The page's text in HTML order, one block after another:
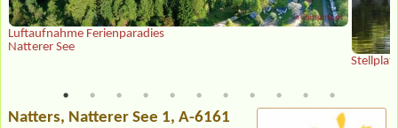
Luftaufnahme Ferienparadies
Natterer See
Natters, Natterer See 1, A-6161